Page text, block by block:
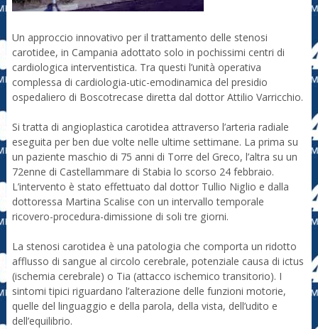
Un approccio innovativo per il trattamento delle stenosi
carotidee, in Campania adottato solo in pochissimi centri di
cardiologica interventistica. Tra questi l’unità operativa
complessa di cardiologia-utic-emodinamica del presidio
ospedaliero di Boscotrecase diretta dal dottor Attilio Varricchio.
Si tratta di angioplastica carotidea attraverso l’arteria radiale
eseguita per ben due volte nelle ultime settimane. La prima su
un paziente maschio di 75 anni di Torre del Greco, l’altra su un
72enne di Castellammare di Stabia lo scorso 24 febbraio.
L’intervento è stato effettuato dal dottor Tullio Niglio e dalla
dottoressa Martina Scalise con un intervallo temporale
ricovero-procedura-dimissione di soli tre giorni.
La stenosi carotidea è una patologia che comporta un ridotto
afflusso di sangue al circolo cerebrale, potenziale causa di ictus
(ischemia cerebrale) o Tia (attacco ischemico transitorio). I
sintomi tipici riguardano l’alterazione delle funzioni motorie,
quelle del linguaggio e della parola, della vista, dell’udito e
dell’equilibrio.